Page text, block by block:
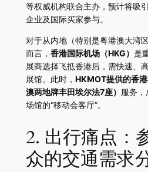
等权威机构联合主办，预计将吸
企业及国际买家参与。
对于从内地（特别是粤港澳大湾
而言， 香港国际机场（HKG） 是
展商选择飞抵香港后，需快速、
展馆。此时， HKMOT提供的香
澳两地牌丰田埃尔法7座） 服务
场馆的“移动会客厅”。
2. 出行痛点：
众的交通需求